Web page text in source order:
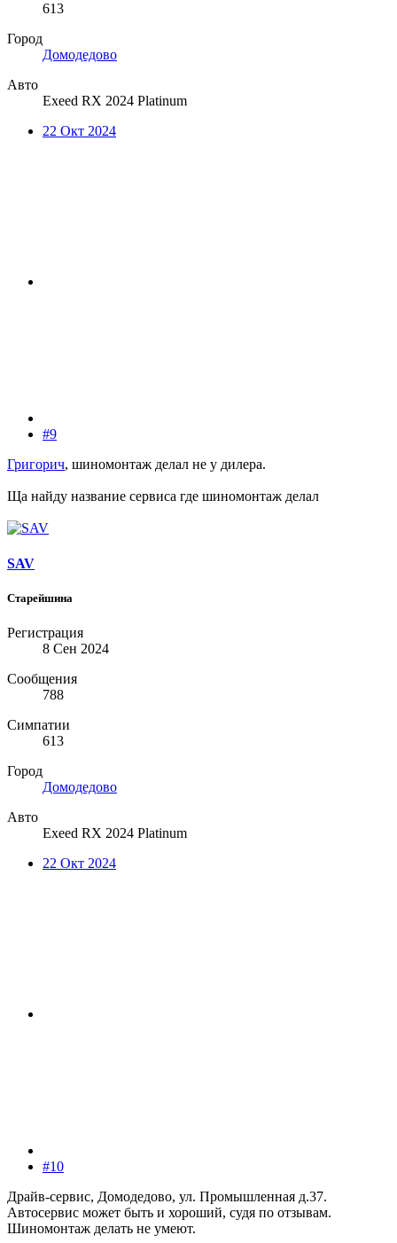
613
Город
Домодедово
Авто
Exeed RX 2024 Platinum
22 Окт 2024
#9
Григорич, шиномонтаж делал не у дилера.
Ща найду название сервиса где шиномонтаж делал
SAV
Старейшина
Регистрация
8 Сен 2024
Сообщения
788
Симпатии
613
Город
Домодедово
Авто
Exeed RX 2024 Platinum
22 Окт 2024
#10
Драйв-сервис, Домодедово, ул. Промышленная д.37.
Автосервис может быть и хороший, судя по отзывам.
Шиномонтаж делать не умеют.